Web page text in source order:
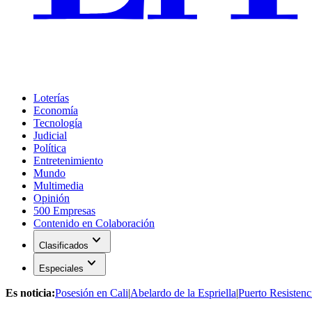
Loterías
Economía
Tecnología
Judicial
Política
Entretenimiento
Mundo
Multimedia
Opinión
500 Empresas
Contenido en Colaboración
Clasificados expand_more
Especiales expand_more
Es noticia:Posesión en Cali|Abelardo de la Espriella|Puerto